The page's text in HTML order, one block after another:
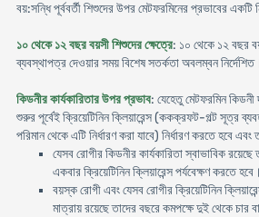
বয়:সন্ধি পূর্ববর্তী শিশুদের উপর মেটফরমিনের প্রভাবের একটি
১০ থেকে ১২ বছর বয়সী শিশুদের ক্ষেত্রে: ১০ থেকে ১২ বছর
ব্যবস্থাপত্র দেওয়ার সময় বিশেষ সতর্কতা অবলম্বন নির্দেশিত।
কিডনীর কার্যকারিতার উপর প্রভাব: যেহেতু মেটফরমিন কিডনী
শুরুর পূর্বেই ক্রিয়েটিনিন ক্লিয়ারেন্স (ককক্রফট-গল্ট সূত্র
পরিমান থেকে এটি নির্ধারণ করা যাবে) নির্ধারণ করতে হবে
যেসব রোগীর কিডনীর কার্যকারিতা স্বাভাবিক রয়েছে
একবার ক্রিয়েটিনিন ক্লিয়ারেন্স পর্যবেক্ষণ করতে হবে।
বয়স্ক রোগী এবং যেসব রোগীর ক্রিয়েটিনিন
মাত্রায় রয়েছে তাদের বছরে কমপক্ষে দুই থেকে চার